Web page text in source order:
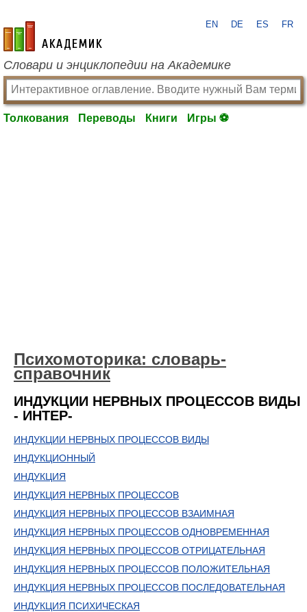
academic.ru
EN DE ES FR
Словари и энциклопедии на Академике
Толкования Переводы Книги Игры ⚽
Психомоторика: cловарь-
справочник
ИНДУКЦИИ НЕРВНЫХ ПРОЦЕССОВ ВИДЫ
- ИНТЕР-
ИНДУКЦИИ НЕРВНЫХ ПРОЦЕССОВ ВИДЫ
ИНДУКЦИОННЫЙ
ИНДУКЦИЯ
ИНДУКЦИЯ НЕРВНЫХ ПРОЦЕССОВ
ИНДУКЦИЯ НЕРВНЫХ ПРОЦЕССОВ ВЗАИМНАЯ
ИНДУКЦИЯ НЕРВНЫХ ПРОЦЕССОВ ОДНОВРЕМЕННАЯ
ИНДУКЦИЯ НЕРВНЫХ ПРОЦЕССОВ ОТРИЦАТЕЛЬНАЯ
ИНДУКЦИЯ НЕРВНЫХ ПРОЦЕССОВ ПОЛОЖИТЕЛЬНАЯ
ИНДУКЦИЯ НЕРВНЫХ ПРОЦЕССОВ ПОСЛЕДОВАТЕЛЬНАЯ
ИНДУКЦИЯ ПСИХИЧЕСКАЯ